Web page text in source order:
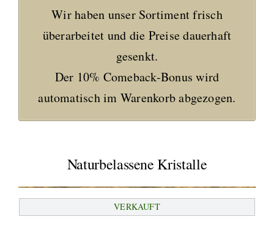
Wir haben unser Sortiment frisch
überarbeitet und die Preise dauerhaft
gesenkt.
Der 10% Comeback-Bonus wird
automatisch im Warenkorb abgezogen.
Naturbelassene Kristalle
VERKAUFT